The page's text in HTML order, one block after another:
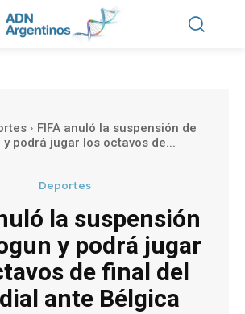
FIFA anuló la suspensión de
y podrá jugar los octavos de...
Deportes
la suspensión
y podrá jugar
de final del
ante Bélgica